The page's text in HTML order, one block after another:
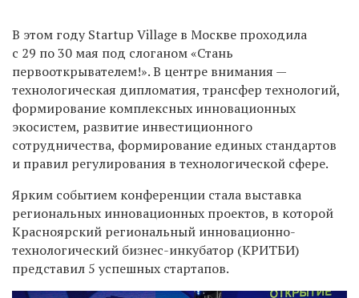
В этом году Startup Village в Москве проходила
с 29 по 30 мая под слоганом «Стань
первооткрывателем!». В центре внимания —
технологическая дипломатия, трансфер технологий,
формирование комплексных инновационных
экосистем, развитие инвестиционного
сотрудничества, формирование единых стандартов
и правил регулирования в технологической сфере.
Ярким событием конференции стала выставка
региональных инновационных проектов, в которой
Красноярский региональный инновационно-
технологический бизнес-инкубатор (КРИТБИ)
представил 5 успешных стартапов.